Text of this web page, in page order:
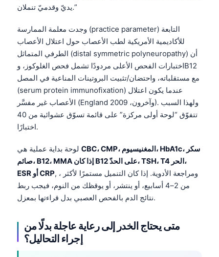
يديّ وقدميّ تنملان.”
وجدت معلمة الممارسة (practice parameter) التابعة
للأكاديمية الأمريكية لطب الأعصاب حول اعتلال الأعصاب
الطرفي المتماثل (distal symmetric polyneuropathy) أن
اختبارات الفحص الأعلى مردودًا تشمل فحص الغلوكوز، وB12
مع مستقلباته، واحتضان/تثبيت البروتينات المناعية في المصل
(serum protein immunofixation) عندما يكون اعتلال
الأعصاب غير مفسَّر (England وآخرون، 2009). ولهذا السبب
تتفوّق “لوحة أولى مركزة” على قائمة تسوّق عشوائية من 40
اختبارًا.
CBC، CMP، المغنيسيوم، HbA1c، سكر
صائم، B12، MMA إذا كان B12 على الحدّ، TSH، T4 الحر،
ESR أو CRP, ، ومراجعة الأدوية. إذا كان التنميل مستمرًا لأكثر
من 2–4 أسابيع، أو ينتشر، أو يوقظك من النوم، فيجب ربط
نتائج الدم بالفحص العصبي بدل قراءتها بمعزل.
متى يحتاج الخدر إلى رعاية عاجلة بدلًا من
إجراء التحاليل؟